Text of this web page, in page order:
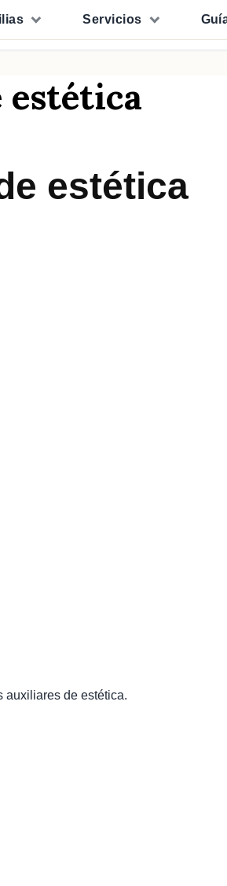
Servicios
estética
estética
auxiliares de estética.